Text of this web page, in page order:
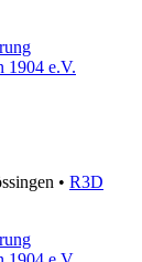
1904 e.V.
• R3D